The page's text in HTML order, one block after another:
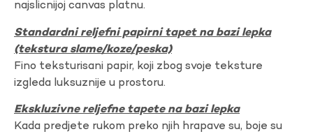
najslicnijoj canvas platnu.
Standardni reljefni papirni tapet na bazi lepka
(tekstura slame/koze/peska)
Fino teksturisani papir, koji zbog svoje teksture
izgleda luksuznije u prostoru.
Ekskluzivne reljefne tapete na bazi lepka
Kada predjete rukom preko njih hrapave su, boje su